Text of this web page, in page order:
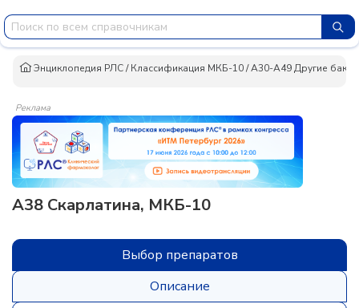
Энциклопедия РЛС/Классификация МКБ-10/A30-A49 Другие
Реклама
A38 Скарлатина, МКБ-10
Выбор препаратов
Описание